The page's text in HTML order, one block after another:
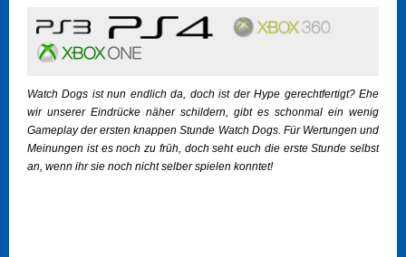
Watch Dogs ist nun endlich da, doch ist der Hype gerechtfertigt? Ehe
wir unserer Eindrücke näher schildern, gibt es schonmal ein wenig
Gameplay der ersten knappen Stunde Watch Dogs. Für Wertungen und
Meinungen ist es noch zu früh, doch seht euch die erste Stunde selbst
an, wenn ihr sie noch nicht selber spielen konntet!